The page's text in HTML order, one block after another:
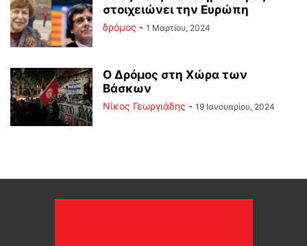
στοιχειώνει την Ευρώπη
δρόμος - 1 Μαρτίου, 2024
Ο Δρόμος στη Χώρα των
Βάσκων
Νίκος Γεωργιάδης - 19 Ιανουαρίου, 2024